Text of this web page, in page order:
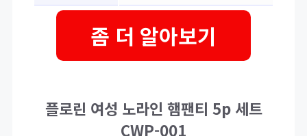
좀 더 알아보기
플로린 여성 노라인 햄팬티 5p 세트
CWP-001